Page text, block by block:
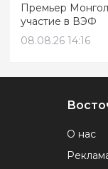
Премьер
участие в ВЭФ
08.08.26 14:16
О нас